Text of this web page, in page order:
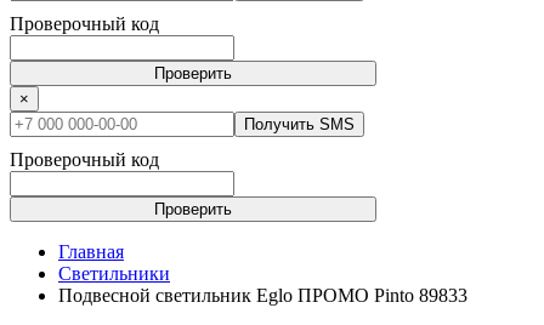
Проверочный код
Проверить
×
Получить SMS
Проверочный код
Проверить
Главная
Светильники
Подвесной светильник Eglo ПРОМО Pinto 89833